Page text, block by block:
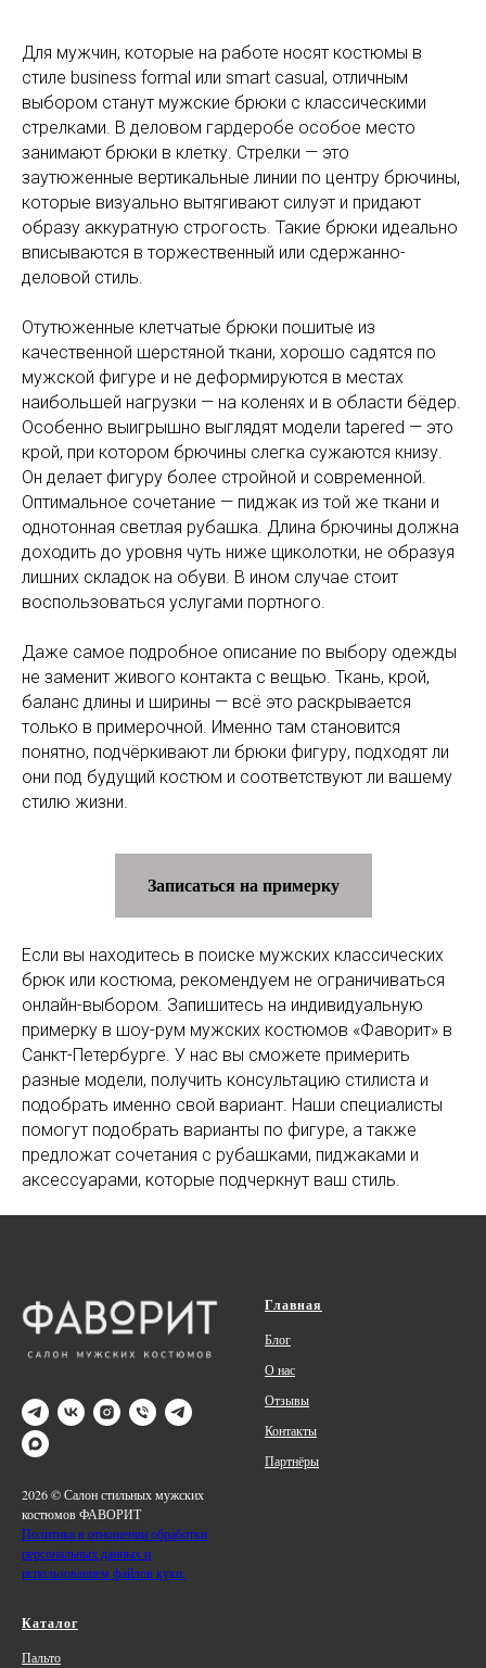
Для мужчин, которые на работе носят костюмы в
стиле business formal или smart casual, отличным
выбором станут мужские брюки с классическими
стрелками. В деловом гардеробе особое место
занимают брюки в клетку. Стрелки — это
заутюженные вертикальные линии по центру брючины,
которые визуально вытягивают силуэт и придают
образу аккуратную строгость. Такие брюки идеально
вписываются в торжественный или сдержанно-
деловой стиль.
Отутюженные клетчатые брюки пошитые из
качественной шерстяной ткани, хорошо садятся по
мужской фигуре и не деформируются в местах
наибольшей нагрузки — на коленях и в области бёдер.
Особенно выигрышно выглядят модели tapered — это
крой, при котором брючины слегка сужаются книзу.
Он делает фигуру более стройной и современной.
Оптимальное сочетание — пиджак из той же ткани и
однотонная светлая рубашка. Длина брючины должна
доходить до уровня чуть ниже щиколотки, не образуя
лишних складок на обуви. В ином случае стоит
воспользоваться услугами портного.
Даже самое подробное описание по выбору одежды
не заменит живого контакта с вещью. Ткань, крой,
баланс длины и ширины — всё это раскрывается
только в примерочной. Именно там становится
понятно, подчёркивают ли брюки фигуру, подходят ли
они под будущий костюм и соответствуют ли вашему
стилю жизни.
Записаться на примерку
Если вы находитесь в поиске мужских классических
брюк или костюма, рекомендуем не ограничиваться
онлайн-выбором. Запишитесь на индивидуальную
примерку в шоу-рум мужских костюмов «Фаворит» в
Санкт-Петербурге. У нас вы сможете примерить
разные модели, получить консультацию стилиста и
подобрать именно свой вариант. Наши специалисты
помогут подобрать варианты по фигуре, а также
предложат сочетания с рубашками, пиджаками и
аксессуарами, которые подчеркнут ваш стиль.
2026 © Салон стильных мужских
костюмов ФАВОРИТ
Политика в отношении обработки
персональных данных и
использованием файлов куки.
Главная
Блог
О нас
Отзывы
Контакты
Партнёры
Каталог
Пальто